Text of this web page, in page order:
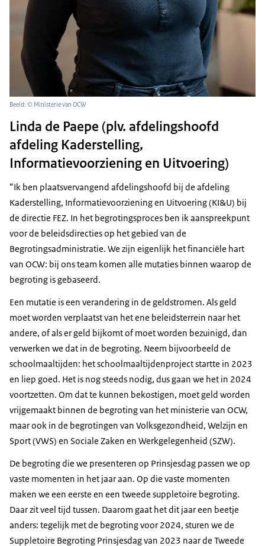
Beeld: © Ministerie van OCW
Linda de Paepe (plv. afdelingshoofd
afdeling Kaderstelling,
Informatievoorziening en Uitvoering)
“Ik ben plaatsvervangend afdelingshoofd bij de afdeling
Kaderstelling, Informatievoorziening en Uitvoering (KI&U) bij
de directie FEZ. In het begrotingsproces ben ik aanspreekpunt
voor de beleidsdirecties op het gebied van de
Begrotingsadministratie. We zijn eigenlijk het financiële hart
van OCW: bij ons team komen alle mutaties binnen waarop de
begroting is gebaseerd.
Een mutatie is een verandering in de geldstromen. Als geld
moet worden verplaatst van het ene beleidsterrein naar het
andere, of als er geld bijkomt of moet worden bezuinigd, dan
verwerken we dat in de begroting. Neem bijvoorbeeld de
schoolmaaltijden: het schoolmaaltijdenproject startte in 2023
en liep goed. Het is nog steeds nodig, dus gaan we het in 2024
voortzetten. Om dat te kunnen bekostigen, moet geld worden
vrijgemaakt binnen de begroting van het ministerie van OCW,
maar ook in de begrotingen van Volksgezondheid, Welzijn en
Sport (VWS) en Sociale Zaken en Werkgelegenheid (SZW).
De begroting die we presenteren op Prinsjesdag passen we op
vaste momenten in het jaar aan. Op die vaste momenten
maken we een eerste en een tweede suppletoire begroting.
Daar zit veel tijd tussen. Daarom gaat het dit jaar een beetje
anders: tegelijk met de begroting voor 2024, sturen we de
Suppletoire Begroting Prinsjesdag van 2023 naar de Tweede